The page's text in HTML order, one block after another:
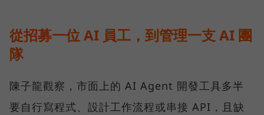
從招募一位 AI 員工，到管理一支 AI 團
隊
陳子龍觀察，市面上的 AI Agent 開發工具多半
要自行寫程式、設計工作流程或串接 API，且缺